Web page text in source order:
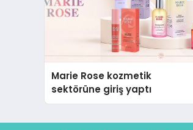
Marie Rose kozmetik
sektörüne giriş yaptı